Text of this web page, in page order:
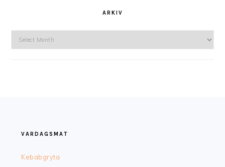
ARKIV
Arkiv
VARDAGSMAT
Kebabgryta